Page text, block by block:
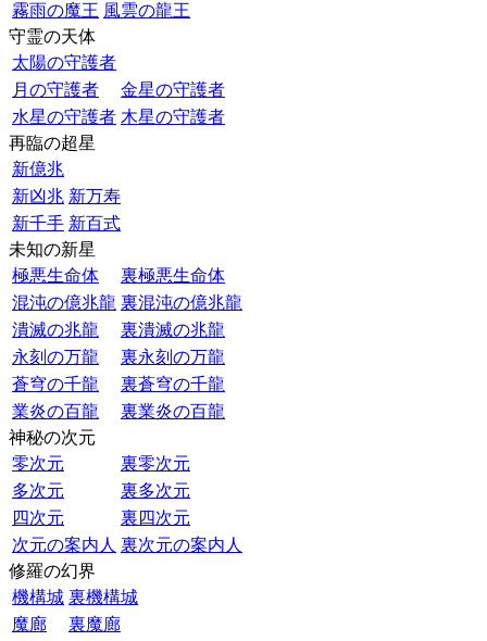
霧雨の魔王 風雲の龍王
守霊の天体
太陽の守護者
月の守護者
金星の守護者
水星の守護者 木星の守護者
再臨の超星
新億兆
新凶兆 新万寿
新千手 新百式
未知の新星
極悪生命体
裏極悪生命体
混沌の億兆龍 裏混沌の億兆龍
潰滅の兆龍
裏潰滅の兆龍
永刻の万龍
裏永刻の万龍
蒼穹の千龍
裏蒼穹の千龍
業炎の百龍
裏業炎の百龍
神秘の次元
零次元
裏零次元
多次元
裏多次元
四次元
裏四次元
次元の案内人 裏次元の案内人
修羅の幻界
機構城 裏機構城
魔廊
裏魔廊